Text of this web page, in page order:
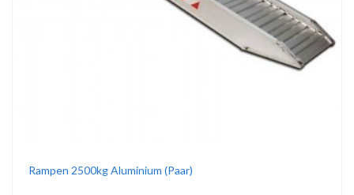
Rampen 2500kg Aluminium (Paar)